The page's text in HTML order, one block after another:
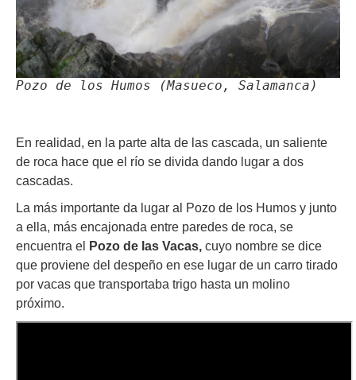
Pozo de los Humos (Masueco, Salamanca)
En realidad, en la parte alta de las cascada, un saliente
de roca hace que el río se divida dando lugar a dos
cascadas.
La más importante da lugar al Pozo de los Humos y junto
a ella, más encajonada entre paredes de roca, se
encuentra el
Pozo de las Vacas, cuyo nombre se dice
que proviene del despeño en ese lugar de un carro tirado
por vacas que transportaba trigo hasta un molino
próximo.